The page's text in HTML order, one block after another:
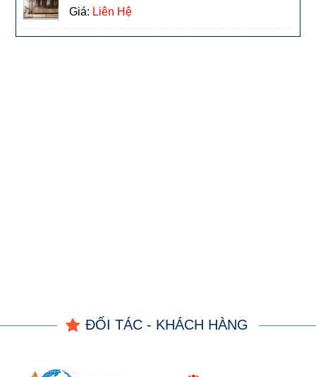
Giá: Liên Hệ
ĐỐI TÁC - KHÁCH HÀNG